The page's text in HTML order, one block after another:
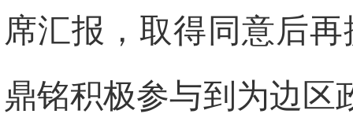
席汇报，取得同意后
鼎铭积极参与到为边区